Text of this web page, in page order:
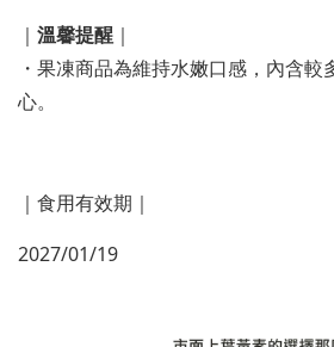
｜ 溫馨提醒 ｜
・果凍商品為維持水嫩口感，內含
心。
｜食用有效期｜
2027/01/19